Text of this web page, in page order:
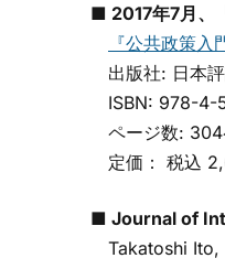
■ 2017年7月、
『公共政策
出版社: 日本
ISBN: 978-4-
ページ数: 304
定価： 税込
■ Journal of
Takatoshi Ito,